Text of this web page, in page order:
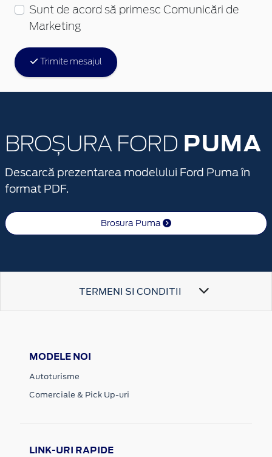
Sunt de acord să primesc Comunicări de
Marketing
Trimite mesajul
BROȘURA FORD PUMA
Descarcă prezentarea modelului Ford Puma în
format PDF.
Brosura Puma
TERMENI SI CONDITII
MODELE NOI
Autoturisme
Comerciale & Pick Up-uri
LINK-URI RAPIDE